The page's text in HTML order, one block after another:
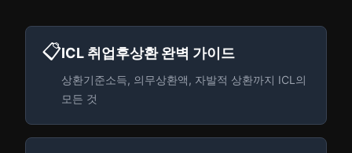
📋ICL 취업후상환 완벽 가이드
상환기준소득, 의무상환액, 자발적 상환까지 ICL의
모든 것